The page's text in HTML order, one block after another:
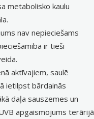
metabolisko kaulu
nav nepieciešams
ir tieši
aktīvajiem, saulē
ietilpst bārdainās
daļa sauszemes un
apgaismojums terārijā